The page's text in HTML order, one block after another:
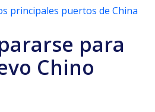
principales puertos de China
para
Chino